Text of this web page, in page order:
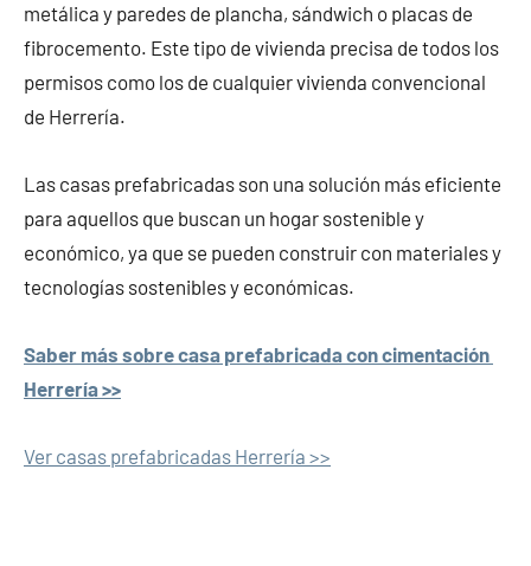
metálica y paredes de plancha, sándwich o placas de
fibrocemento. Este tipo de vivienda precisa de todos los
permisos como los de cualquier vivienda convencional
de Herrería.
Las casas prefabricadas son una solución más eficiente
para aquellos que buscan un hogar sostenible y
económico, ya que se pueden construir con materiales y
tecnologías sostenibles y económicas.
Saber más sobre casa prefabricada con cimentación
Herrería >>
Ver casas prefabricadas Herrería >>